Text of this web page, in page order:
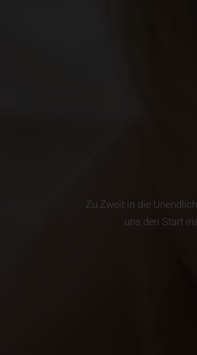
Zu Zweit in die
uns den Start